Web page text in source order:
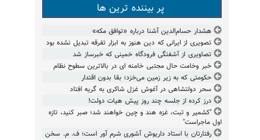
پر بیننده ترین ها
هشدار حسام‌الدین آشنا درباره «توافق مکه»
تصویری از ایرانی که دین هنوز به ابزار تفرقه تبدیل نشده بود
تصاویری از آشفتگی فرودگاه خمینی که خبرساز شد
خبر وخامت حال مجتبی خامنه ای در بالاترین سطوح نظام
حکومتی که به زیر زمین می‌خزد؛ بقا بدون اقتدار
سحر دولتشاهی در آغوش غزل شاکری به گریه افتاد
درز کرده از جلسه چند روز پیش هیات دولت!
"کشمیر و تبت، غزه هند و چین خواهند شد؛ صبر کنید، تازه
اول ماجراست"
رفتارتان با استاد داریوش آشوری شرم آور است؛ ف. م. سخن